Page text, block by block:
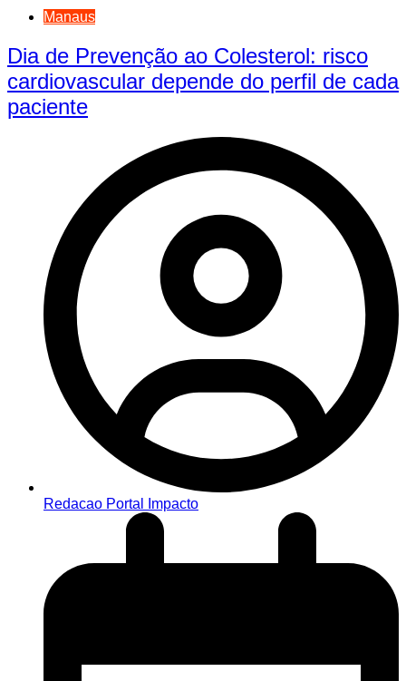
Manaus
Dia de Prevenção ao Colesterol: risco
cardiovascular depende do perfil de cada
paciente
Redacao Portal Impacto